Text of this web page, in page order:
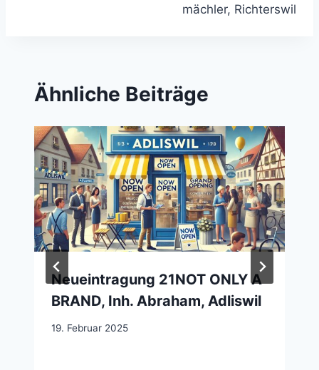
mächler, Richterswil
Ähnliche Beiträge
Neueintragung 21NOT ONLY A
BRAND, Inh. Abraham, Adliswil
19. Februar 2025